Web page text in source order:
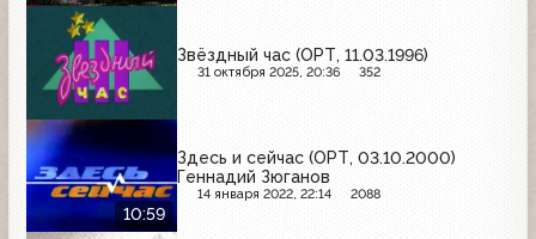
Звёздный час (ОРТ, 11.03.1996)
31 октября 2025, 20:36 352
10:59
Здесь и сейчас (ОРТ, 03.10.2000)
Геннадий Зюганов
14 января 2022, 22:14 2088